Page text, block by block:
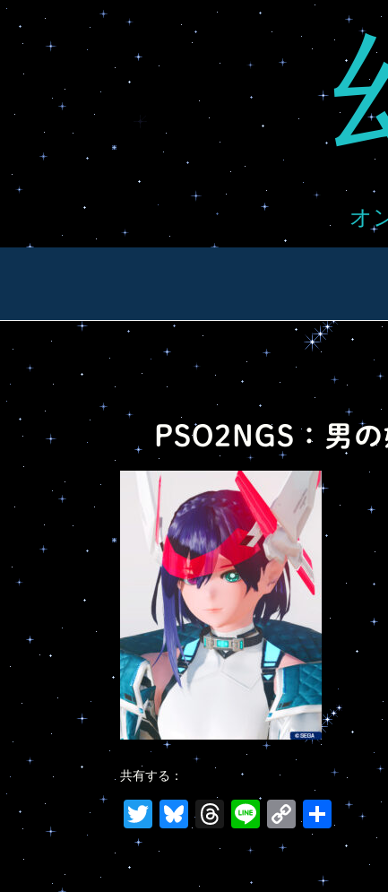
Skip
content
オ
PSO2NGS：男
共有する：
Twitter
Bluesky
Threads
LineCopy
Link
共
有